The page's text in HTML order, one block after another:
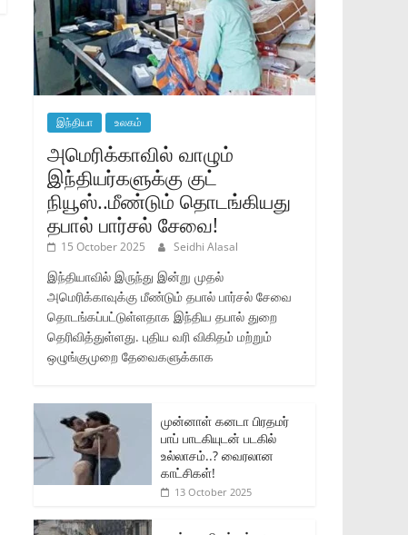
இந்தியா உலகம்
அமெரிக்காவில் வாழும்
இந்தியர்களுக்கு குட்
நியூஸ்..மீண்டும் தொடங்கியது
தபால் பார்சல் சேவை!
15 October 2025 Seidhi Alasal
இந்தியாவில் இருந்து இன்று முதல்
அமெரிக்காவுக்கு மீண்டும் தபால் பார்சல் சேவை
தொடங்கப்பட்டுள்ளதாக இந்திய தபால் துறை
தெரிவித்துள்ளது. புதிய வரி விகிதம் மற்றும்
ஒழுங்குமுறை தேவைகளுக்காக
முன்னாள் கனடா பிரதமர்
பாப் பாடகியுடன் படகில்
உல்லாசம்..? வைரலான
காட்சிகள்!
13 October 2025